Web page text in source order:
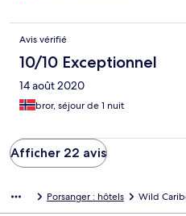
Avis vérifié
10/10 Exceptionnel
14 août 2020
bror, séjour de 1 nuit
Afficher 22 avis
Porsanger : hôtels Wild